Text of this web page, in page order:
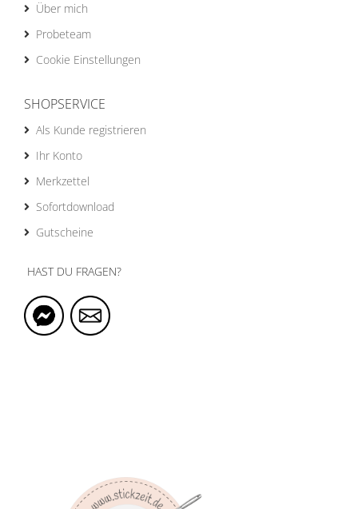
Über mich
Probeteam
Cookie Einstellungen
SHOPSERVICE
Als Kunde registrieren
Ihr Konto
Merkzettel
Sofortdownload
Gutscheine
HAST DU FRAGEN?